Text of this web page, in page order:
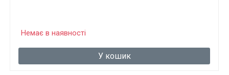
Немає в наявності
У кошик